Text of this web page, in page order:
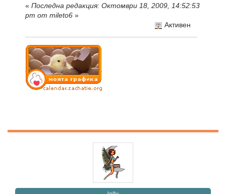
« Последна редакция: Октомври 18, 2009, 14:52:53
pm от mileto6 »
Активен